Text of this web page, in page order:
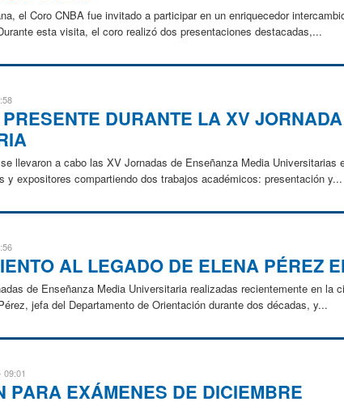
el Coro CNBA fue invitado a participar en un enriquecedor
esta visita, el coro realizó dos presentaciones destacadas,...
DURANTE LA XV
llevaron a cabo las XV Jornadas de Enseñanza Media
y expositores compartiendo dos trabajos académicos: presentación y...
AL LEGADO DE ELENA PÉREZ
de Enseñanza Media Universitaria realizadas recientemente en la
jefa del Departamento de Orientación durante dos décadas, y...
09:01
PARA EXÁMENES DE DICIEMBRE